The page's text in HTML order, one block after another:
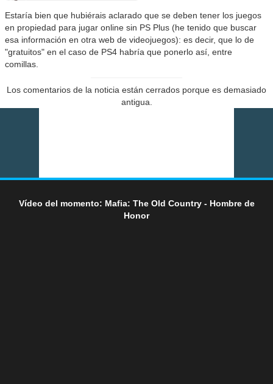
Estaría bien que hubiérais aclarado que se deben tener los juegos
en propiedad para jugar online sin PS Plus (he tenido que buscar
esa información en otra web de videojuegos): es decir, que lo de
"gratuitos" en el caso de PS4 habría que ponerlo así, entre
comillas.
Los comentarios de la noticia están cerrados porque es demasiado
antigua.
Vídeo del momento: Mafia: The Old Country - Hombre de
Honor